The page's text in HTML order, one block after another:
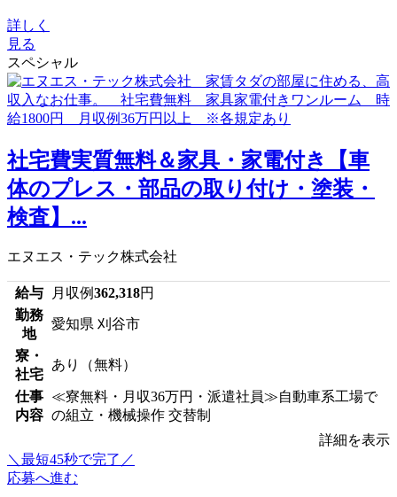
詳しく
見る
スペシャル
社宅費実質無料＆家具・家電付き【車
体のプレス・部品の取り付け・塗装・
検査】...
エヌエス・テック株式会社
給与 月収例362,318円
勤務
地
愛知県 刈谷市
寮・
社宅
あり（無料）
仕事
内容
≪寮無料・月収36万円・派遣社員≫自動車系工場で
の組立・機械操作 交替制
詳細を表示
＼最短45秒で完了／
応募へ進む